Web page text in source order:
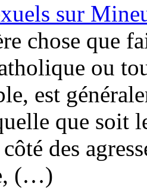
sur
chose que
ou
est
que soit
des
(…)